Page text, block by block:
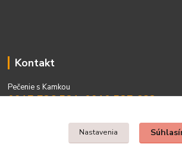
Kontakt
Pečenie s Kamkou
0917 736 531, 0910 537 682
Nastavenia